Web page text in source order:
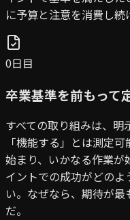
に予算と注意を消費し続
0日目
卒業基準を前もって
すべての取り組みは、
「機能する」とは測定
始まり、いかなる作業
イントでの成功がどの
い。なぜなら、期待が
だ。